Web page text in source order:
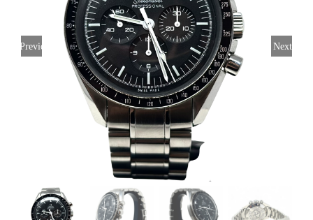
Previous Next